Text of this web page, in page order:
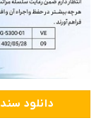
دانلود